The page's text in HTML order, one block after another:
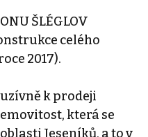
ŠLÉGLOV
celého
2017).
k prodeji
která se
Jeseníků, a to v